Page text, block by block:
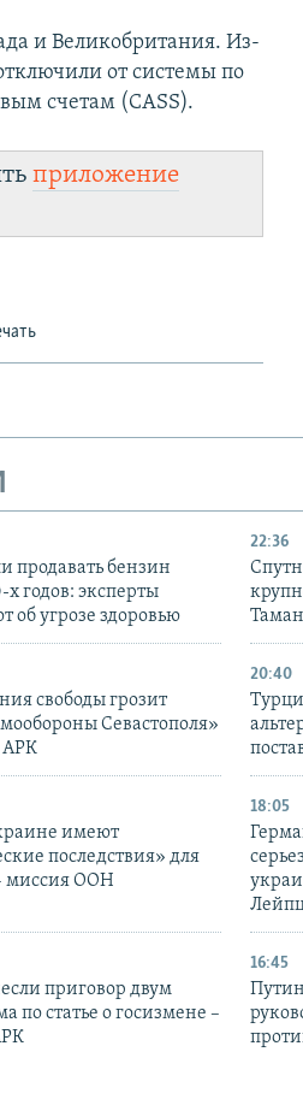
и Великобритания. Из-
от системы по
счетам (CASS).
приложение
продавать бензин
х годов: эксперты
об угрозе здоровью
22:36
свободы грозит
Севастополя»
АРК
20:40
имеют
последствия» для
миссия ООН
18:05
приговор двум
по статье о госизмене –
16:45